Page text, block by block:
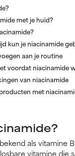
met je huid?
kun je niacinamide
aan je routine
voordat niacinamide
van niacinamide
met
als vitamine
vitamine die